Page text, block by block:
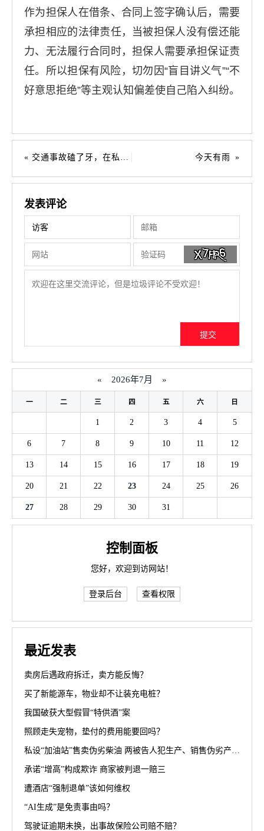
作为担保人在借条、合同上签字确认后，需要
承担相应的法律责任，当被担保人没有偿还能
力、无法履行合同时，担保人需要承担保证责
任。所以担保有风险，切勿因“盲目讲义气”“不
好意思拒绝”等主观认知偏差使自己陷入纠纷。
交通事故磕了牙，在私立诊所修复牙齿的费用，该不该赔？ 今天有雨
发表评论
« 2026年7月 »
一 二 三 四 五 六 日
1 2 3 4 5
6 7 8 9 10 11 12
13 14 15 16 17 18 19
20 21 22 23 24 25 26
27 28 29 30 31
控制面板
您好，欢迎到访网站！
登录后台 查看权限
最近发表
卖房后遇政府拆迁，卖方能反悔？
买了新能源车，物业却不让装充电桩？
我国破获大型假冒“特供酒”案
照顾走失宠物，垫付的费用能要回吗？
私设“加油站”售卖伪劣柴油 两被告人犯生产、销售伪劣产品罪获刑罚
承诺“增高”构成欺诈 商家被判退一赔三
遭酒店“强制退单”该如何维权
“AI生成”是免责事由吗？
驾驶证逾期未换，出事故保险公司赔不赔？